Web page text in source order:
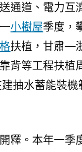
通道、電力互
小樹屋季度，
扶植，甘肅—
背等工程扶植
抽水蓄能裝機
釋。本年一季